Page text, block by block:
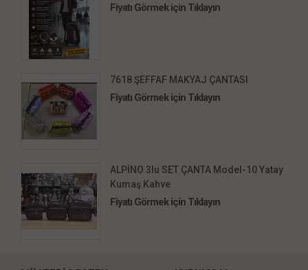
Fiyatı Görmek için Tıklayın
7618 ŞEFFAF MAKYAJ ÇANTASI
Fiyatı Görmek için Tıklayın
ALPİNO 3lu SET ÇANTA Model-10 Yatay
Kumaş Kahve
Fiyatı Görmek için Tıklayın